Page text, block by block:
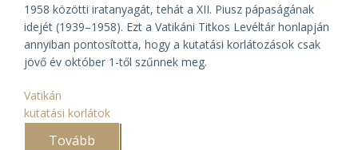
1958 közötti iratanyagát, tehát a XII. Piusz pápaságának
idejét (1939–1958). Ezt a Vatikáni Titkos Levéltár honlapján
annyiban pontosította, hogy a kutatási korlátozások csak
jövő év október 1-től szűnnek meg.
Vatikán
kutatási korlátok
Tovább